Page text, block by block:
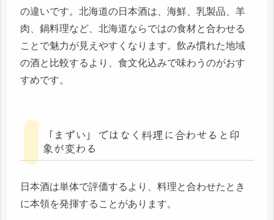
の違いです。北海道の日本酒は、海鮮、乳製品、羊
肉、鍋料理など、北海道ならではの食材と合わせる
ことで魅力が見えやすくなります。飲み慣れた地域
の酒と比較するより、食文化込みで味わうのがおす
すめです。
「まずい」ではなく料理に合わせると印
象が変わる
日本酒は単体で評価するより、料理と合わせたとき
に本領を発揮することがあります。